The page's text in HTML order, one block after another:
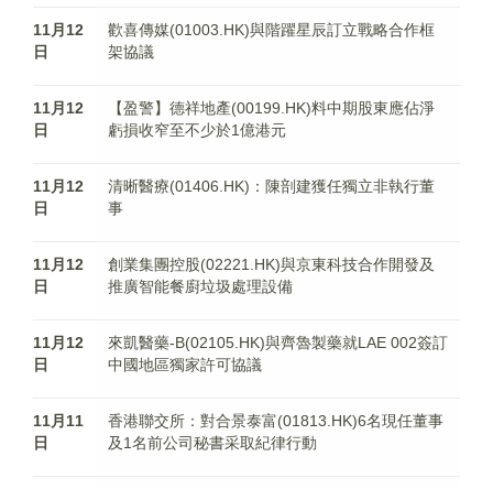
11月12
日
歡喜傳媒(01003.HK)與階躍星辰訂立戰略合作框
架協議
11月12
日
【盈警】德祥地產(00199.HK)料中期股東應佔淨
虧損收窄至不少於1億港元
11月12
日
清晰醫療(01406.HK)：陳剖建獲任獨立非執行董
事
11月12
日
創業集團控股(02221.HK)與京東科技合作開發及
推廣智能餐廚垃圾處理設備
11月12
日
來凱醫藥-B(02105.HK)與齊魯製藥就LAE 002簽訂
中國地區獨家許可協議
11月11
日
香港聯交所：對合景泰富(01813.HK)6名現任董事
及1名前公司秘書采取紀律行動